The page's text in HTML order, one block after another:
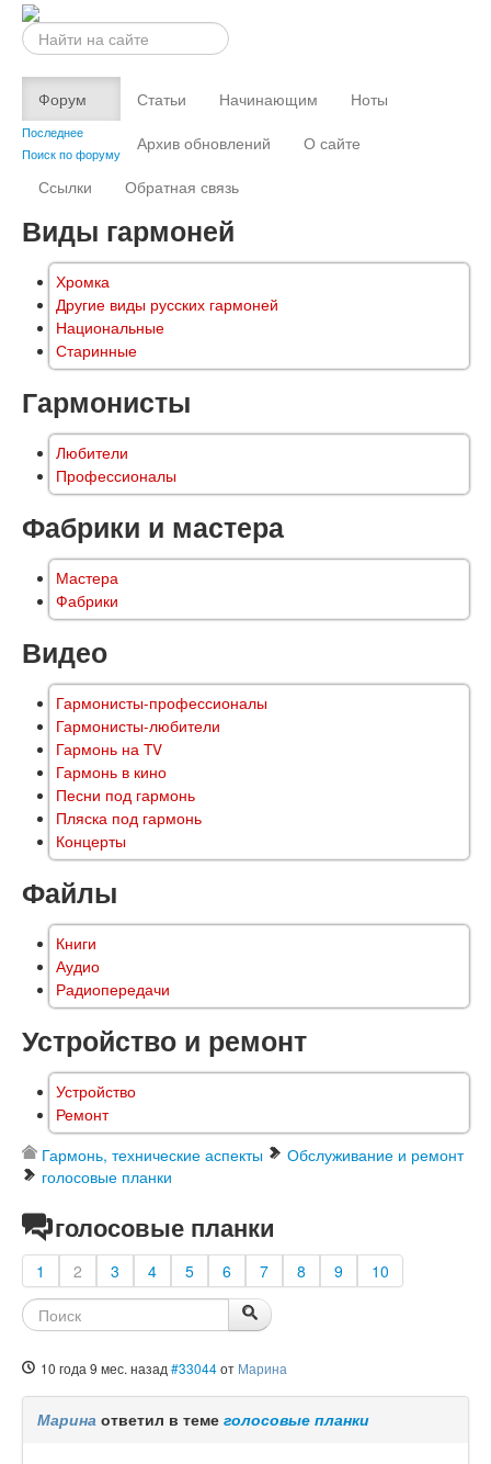
Искать...
Форум
Последнее
Поиск по форуму
Статьи Начинающим
Ноты
Архив обновлений
О сайте
Ссылки
Обратная связь
Виды гармоней
Хромка
Другие виды русских гармоней
Национальные
Старинные
Гармонисты
Любители
Профессионалы
Фабрики и мастера
Мастера
Фабрики
Видео
Гармонисты-профессионалы
Гармонисты-любители
Гармонь на TV
Гармонь в кино
Песни под гармонь
Пляска под гармонь
Концерты
Файлы
Книги
Аудио
Радиопередачи
Устройство и ремонт
Устройство
Ремонт
Гармонь, технические аспекты
Обслуживание и ремонт
голосовые планки
голосовые планки
1 2 3 4 5 6 7 8 9 10
10 года 9 мес. назад #33044от Марина
Марина ответил в теме голосовые планки